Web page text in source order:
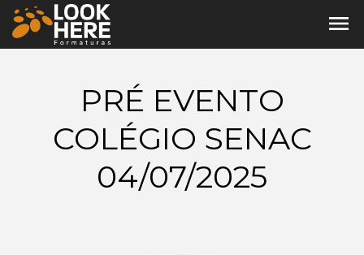
menu
PRÉ EVENTO
COLÉGIO SENAC
04/07/2025